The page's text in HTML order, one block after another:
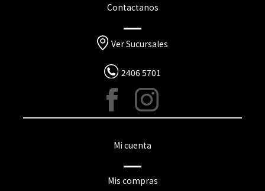
Contactanos
Ver Sucursales
2406 5701
Mi cuenta
Mis compras